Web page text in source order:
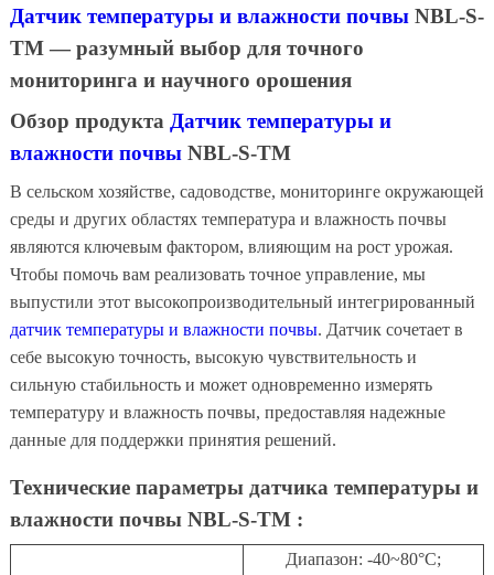
Датчик температуры и влажности почвыNBL-S-
TM — разумный выбор для точного
мониторинга и научного орошения
Обзор продукта Датчик температуры и
влажности почвыNBL-S-TM
В сельском хозяйстве, садоводстве, мониторинге окружающей
среды и других областях температура и влажность почвы
являются ключевым фактором, влияющим на рост урожая.
Чтобы помочь вам реализовать точное управление, мы
выпустили этот высокопроизводительный интегрированный
датчик температуры и влажности почвы. Датчик сочетает в
себе высокую точность, высокую чувствительность и
сильную стабильность и может одновременно измерять
температуру и влажность почвы, предоставляя надежные
данные для поддержки принятия решений.
Технические параметры датчика температуры и
влажности почвы NBL-S-TM :
Диапазон: -40~80°C;